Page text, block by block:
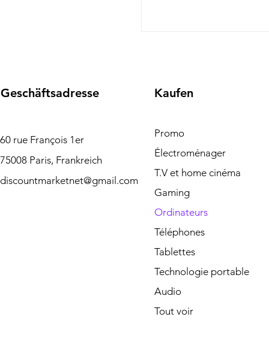
Geschäftsadresse
60 rue François 1er
75008 Paris, Frankreich
discountmarketnet@gmail.com
Kaufen
Promo
Électroménager
T.V et home cinéma
Gaming
Ordinateurs
Téléphones
Tablettes
Technologie portable
Audio
Tout voir